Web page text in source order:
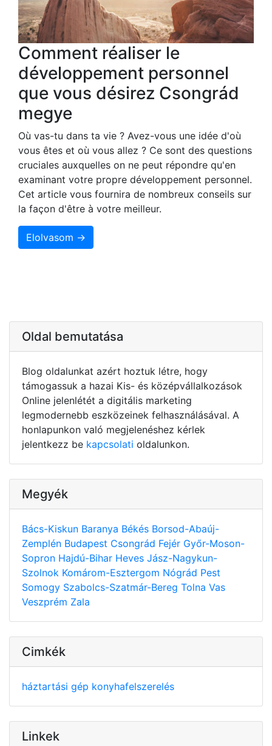
Comment réaliser le
développement personnel
que vous désirez Csongrád
megye
Où vas-tu dans ta vie ? Avez-vous une idée d'où
vous êtes et où vous allez ? Ce sont des questions
cruciales auxquelles on ne peut répondre qu'en
examinant votre propre développement personnel.
Cet article vous fournira de nombreux conseils sur
la façon d'être à votre meilleur.
Elolvasom →
Oldal bemutatása
Blog oldalunkat azért hoztuk létre, hogy
támogassuk a hazai Kis- és középvállalkozások
Online jelenlétét a digitális marketing
legmodernebb eszközeinek felhasználásával. A
honlapunkon való megjelenéshez kérlek
jelentkezz be kapcsolati oldalunkon.
Megyék
Bács-Kiskun Baranya Békés Borsod-Abaúj-
Zemplén Budapest Csongrád Fejér Győr-Moson-
Sopron Hajdú-Bihar Heves Jász-Nagykun-
Szolnok Komárom-Esztergom Nógrád Pest
Somogy Szabolcs-Szatmár-Bereg Tolna Vas
Veszprém Zala
Cimkék
háztartási gép konyhafelszerelés
Linkek